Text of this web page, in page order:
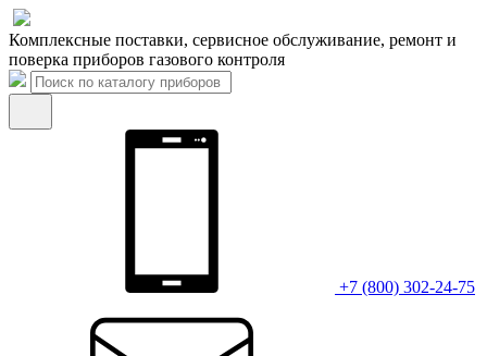
Комплексные поставки, сервисное обслуживание, ремонт и
поверка приборов газового контроля
+7 (800) 302-24-75